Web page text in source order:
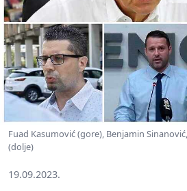
Fuad Kasumović (gore), Benjamin
(dolje)
19.09.2023.